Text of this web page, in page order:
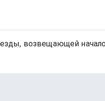
возвещающей